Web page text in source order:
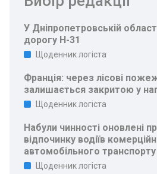
У Дніпропетровській
дорогу Н-31
Щоденник логіста
Франція: через лісові
залишається закритою у
Щоденник логіста
Набули чинності оновлені
відпочинку водіїв
автомобільного транспорту
Щоденник логіста